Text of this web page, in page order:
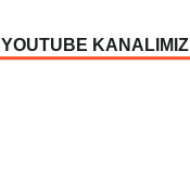
YOUTUBE KANALIMIZ